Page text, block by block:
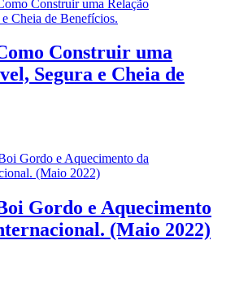
Construir uma
Segura e Cheia de
Gordo e Aquecimento
(Maio 2022)